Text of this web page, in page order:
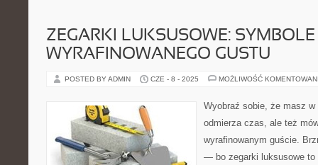
ZEGARKI LUKSUSOWE:
WYRAFINOWANEGO GUSTU
POSTED BY ADMIN CZE - 8 - 2025 MOŻLIWOŚĆ
Wyobraź sobie, że masz
odmierza czas, ale też
wyrafinowanym guście.
— bo zegarki luksusowe to